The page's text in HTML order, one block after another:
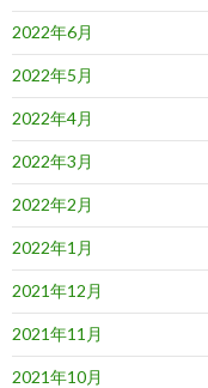
2022年6月
2022年5月
2022年4月
2022年3月
2022年2月
2022年1月
2021年12月
2021年11月
2021年10月